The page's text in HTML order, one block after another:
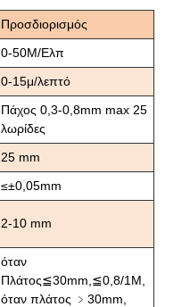
Προσδιορισμός
0-50M/Ελπ
0-15μ/λεπτό
Πάχος 0,3-0,8mm max 25
λωρίδες
25 mm
≤±0,05mm
2-10 mm
όταν
Πλάτος≦30mm,≦0,8/1M,
όταν πλάτος ﹥30mm,